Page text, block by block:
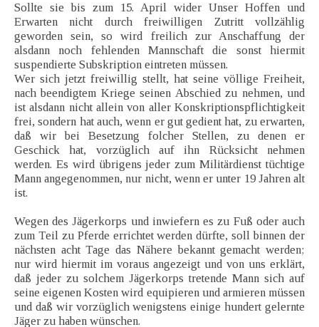
Sollte sie bis zum 15. April wider Unser Hoffen und
Erwarten nicht durch freiwilligen Zutritt vollzählig
geworden sein, so wird freilich zur Anschaffung der
alsdann noch fehlenden Mannschaft die sonst hiermit
suspendierte Subskription eintreten müssen.
Wer sich jetzt freiwillig stellt, hat seine völlige Freiheit,
nach beendigtem Kriege seinen Abschied zu nehmen, und
ist alsdann nicht allein von aller Konskriptionspflichtigkeit
frei, sondern hat auch, wenn er gut gedient hat, zu erwarten,
daß wir bei Besetzung folcher Stellen, zu denen er
Geschick hat, vorzüglich auf ihn Rücksicht nehmen
werden. Es wird übrigens jeder zum Militärdienst tüchtige
Mann angegenommen, nur nicht, wenn er unter 19 Jahren alt
ist.
Wegen des Jägerkorps und inwiefern es zu Fuß oder auch
zum Teil zu Pferde errichtet werden dürfte, soll binnen der
nächsten acht Tage das Nähere bekannt gemacht werden;
nur wird hiermit im voraus angezeigt und von uns erklärt,
daß jeder zu solchem Jägerkorps tretende Mann sich auf
seine eigenen Kosten wird equipieren und armieren müssen
und daß wir vorzüglich wenigstens einige hundert gelernte
Jäger zu haben wünschen.